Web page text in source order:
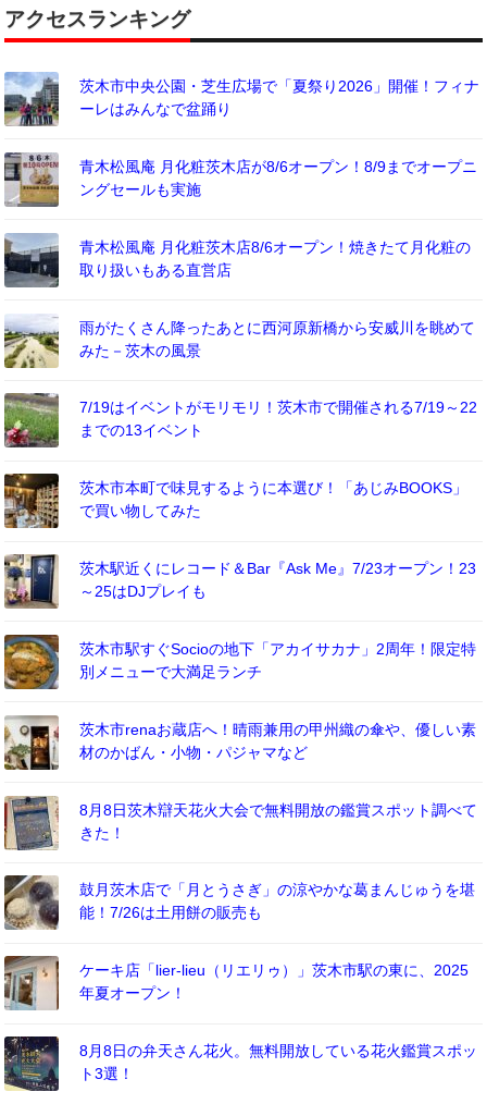
アクセスランキング
茨木市中央公園・芝生広場で「夏祭り2026」開催！フィナ
ーレはみんなで盆踊り
青木松風庵 月化粧茨木店が8/6オープン！8/9までオープニ
ングセールも実施
青木松風庵 月化粧茨木店8/6オープン！焼きたて月化粧の
取り扱いもある直営店
雨がたくさん降ったあとに西河原新橋から安威川を眺めて
みた－茨木の風景
7/19はイベントがモリモリ！茨木市で開催される7/19～22
までの13イベント
茨木市本町で味見するように本選び！「あじみBOOKS」
で買い物してみた
茨木駅近くにレコード＆Bar『Ask Me』7/23オープン！23
～25はDJプレイも
茨木市駅すぐSocioの地下「アカイサカナ」2周年！限定特
別メニューで大満足ランチ
茨木市renaお蔵店へ！晴雨兼用の甲州織の傘や、優しい素
材のかばん・小物・パジャマなど
8月8日茨木辯天花火大会で無料開放の鑑賞スポット調べて
きた！
鼓月茨木店で「月とうさぎ」の涼やかな葛まんじゅうを堪
能！7/26は土用餅の販売も
ケーキ店「lier-lieu（リエリゥ）」茨木市駅の東に、2025
年夏オープン！
8月8日の弁天さん花火。無料開放している花火鑑賞スポッ
ト3選！